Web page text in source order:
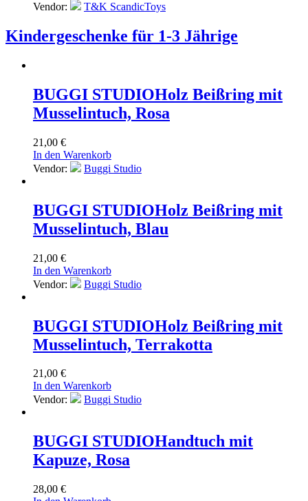
Vendor:
T&K ScandicToys
Kindergeschenke für 1-3 Jährige
BUGGI STUDIOHolz Beißring mit
Musselintuch, Rosa
21,00 €
In den Warenkorb
Vendor:
Buggi Studio
BUGGI STUDIOHolz Beißring mit
Musselintuch, Blau
21,00 €
In den Warenkorb
Vendor:
Buggi Studio
BUGGI STUDIOHolz Beißring mit
Musselintuch, Terrakotta
21,00 €
In den Warenkorb
Vendor:
Buggi Studio
BUGGI STUDIOHandtuch mit
Kapuze, Rosa
28,00 €